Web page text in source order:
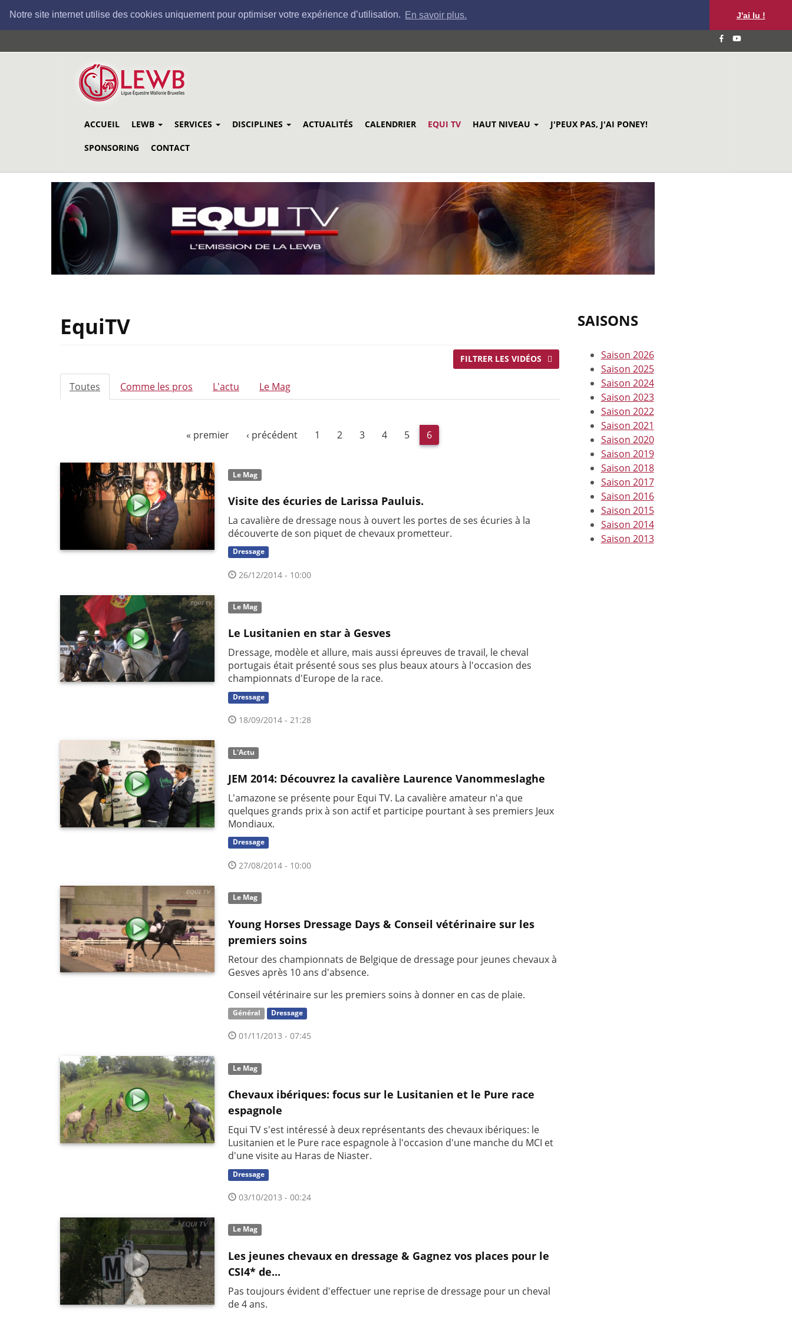
Notre site internet utilise des cookies uniquement pour optimiser votre expérience d’utilisation. En savoir plus. J'ai lu !
au
ACCUEIL LEWB SERVICES DISCIPLINES ACTUALITÉS CALENDRIER EQUI TV HAUT NIVEAU J'PEUX PAS, J'AI PONEY!
SPONSORING CONTACT
EquiTV
ONGLETS
PRINCIPAUX
Toutes (onglet
actif)
Comme les pros L'actu Le Mag
FILTRER LES VIDÉOS
« premier ‹ précédent 1 2 3 4 5 6
Le Mag
Visite des écuries de Larissa Pauluis.
La cavalière de dressage nous à ouvert les portes de ses écuries à la
découverte de son piquet de chevaux prometteur.
Dressage
26/12/2014 - 10:00
Le Mag
Le Lusitanien en star à Gesves
Dressage, modèle et allure, mais aussi épreuves de travail, le cheval
portugais était présenté sous ses plus beaux atours à l'occasion des
championnats d'Europe de la race.
Dressage
18/09/2014 - 21:28
L'Actu
JEM 2014: Découvrez la cavalière Laurence Vanommeslaghe
L'amazone se présente pour Equi TV. La cavalière amateur n'a que
quelques grands prix à son actif et participe pourtant à ses premiers Jeux
Mondiaux.
Dressage
27/08/2014 - 10:00
Le Mag
Young Horses Dressage Days & Conseil vétérinaire sur les
premiers soins
Retour des championnats de Belgique de dressage pour jeunes chevaux à
Gesves après 10 ans d'absence.
Conseil vétérinaire sur les premiers soins à donner en cas de plaie.
Général Dressage
01/11/2013 - 07:45
Le Mag
Chevaux ibériques: focus sur le Lusitanien et le Pure race
espagnole
Equi TV s'est intéressé à deux représentants des chevaux ibériques: le
Lusitanien et le Pure race espagnole à l'occasion d'une manche du MCI et
d'une visite au Haras de Niaster.
Dressage
03/10/2013 - 00:24
Le Mag
Les jeunes chevaux en dressage & Gagnez vos places pour le
CSI4* de...
Pas toujours évident d'effectuer une reprise de dressage pour un cheval
de 4 ans.
SAISONS
Saison 2026
Saison 2025
Saison 2024
Saison 2023
Saison 2022
Saison 2021
Saison 2020
Saison 2019
Saison 2018
Saison 2017
Saison 2016
Saison 2015
Saison 2014
Saison 2013